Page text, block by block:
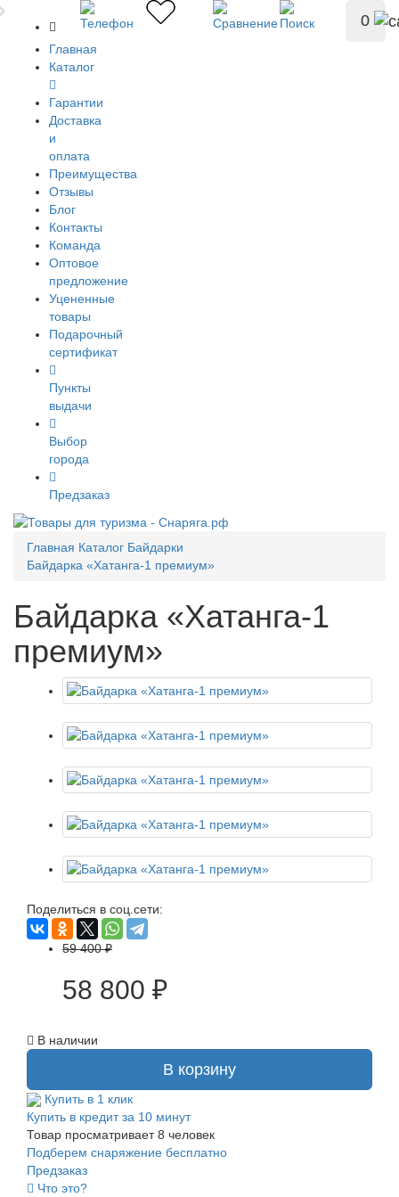
Главная
Каталог
Гарантии
Доставка
и
оплата
Преимущества
Отзывы
Блог
Контакты
Команда
Оптовое
предложение
Уцененные
товары
Подарочный
сертификат
Пункты
выдачи
Выбор
города
Предзаказ
0
Главная Каталог Байдарки
Байдарка «Хатанга-1 премиум»
Байдарка «Хатанга-1
премиум»
Поделиться в соц.сети:
59 400 ₽
58 800 ₽
В наличии
В корзину
Купить в 1 клик
Купить в кредит за 10 минут
Товар просматривает8 человек
Подберем снаряжение бесплатно
Предзаказ
Что это?